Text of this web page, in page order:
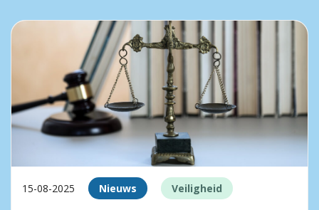
15-08-2025 Nieuws Veiligheid